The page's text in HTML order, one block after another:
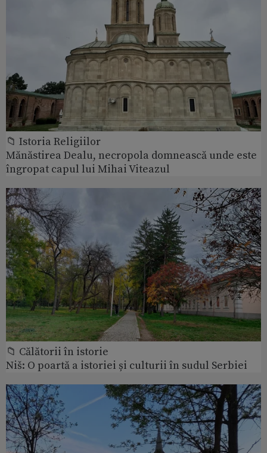
📁 Istoria Religiilor
Mănăstirea Dealu, necropola domnească unde este
îngropat capul lui Mihai Viteazul
📁 Călătorii în istorie
Niš: O poartă a istoriei și culturii în sudul Serbiei